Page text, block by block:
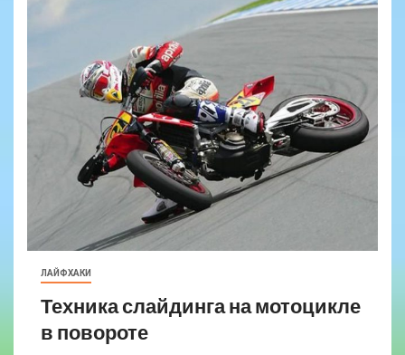
ЛАЙФХАКИ
Техника слайдинга на мотоцикле
в повороте